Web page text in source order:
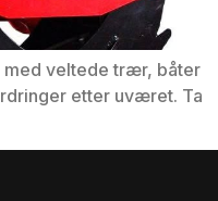
med veltede trær, båter
etter uværet. Ta